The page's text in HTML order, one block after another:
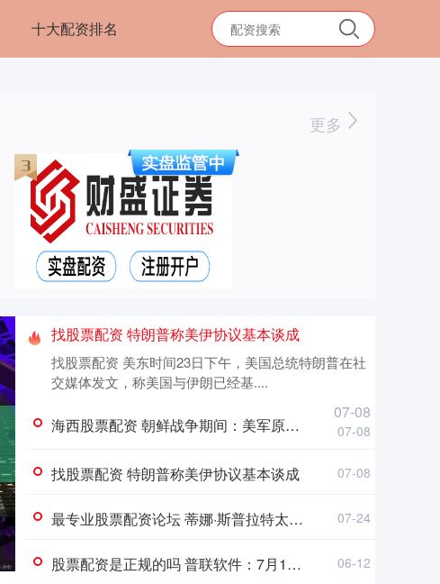
十大配资排名
更多
找股票配资 特朗普称美伊协议基本谈成
找股票配资 美东时间23日下午，美国总统特朗普在社
交媒体发文，称美国与伊朗已经基....
07-08
海西股票配资 朝鲜战争期间：美军原来已接近击败中国，却碰上中国决死的指挥官 07-08
找股票配资 特朗普称美伊协议基本谈成 07-08
最专业股票配资论坛 蒂娜·斯普拉特太大胆，画出美女人体惊艳一刻，深深触及心灵深处 07-24
股票配资是正规的吗 普联软件：7月11日高管冯学伟、张廷兵减持股份合计3.75万股 06-12